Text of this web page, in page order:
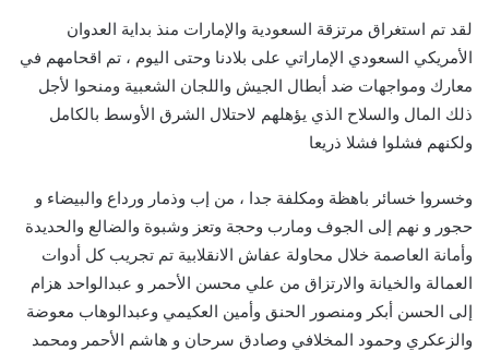
لقد تم استغراق مرتزقة السعودية والإمارات منذ بداية العدوان
الأمريكي السعودي الإماراتي على بلادنا وحتى اليوم ، تم اقحامهم في
معارك ومواجهات ضد أبطال الجيش واللجان الشعبية ومنحوا لأجل
ذلك المال والسلاح الذي يؤهلهم لاحتلال الشرق الأوسط بالكامل
ولكنهم فشلوا فشلا ذريعا
وخسروا خسائر باهظة ومكلفة جدا ، من إب وذمار ورداع والبيضاء و
حجور و نهم إلى الجوف ومارب وحجة وتعز وشبوة والضالع والحديدة
وأمانة العاصمة خلال محاولة عفاش الانقلابية تم تجريب كل أدوات
العمالة والخيانة والارتزاق من علي محسن الأحمر و عبدالواحد هزام
إلى الحسن أبكر ومنصور الحنق وأمين العكيمي وعبدالوهاب معوضة
والزعكري وحمود المخلافي وصادق سرحان و هاشم الأحمر ومحمد